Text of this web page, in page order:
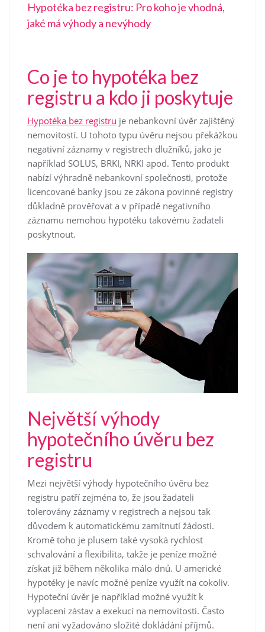
Hypotéka bez registru: Pro koho je vhodná,
jaké má výhody a nevýhody
Co je to hypotéka bez
registru a kdo ji poskytuje
Hypotéka bez registru je nebankovní úvěr zajištěný
nemovitostí. U tohoto typu úvěru nejsou překážkou
negativní záznamy v registrech dlužníků, jako je
například SOLUS, BRKI, NRKI apod. Tento produkt
nabízí výhradně nebankovní společnosti, protože
licencované banky jsou ze zákona povinné registry
důkladně prověřovat a v případě negativního
záznamu nemohou hypotéku takovému žadateli
poskytnout.
Největší výhody
hypotečního úvěru bez
registru
Mezi největší výhody hypotečního úvěru bez
registru patří zejména to, že jsou žadateli
tolerovány záznamy v registrech a nejsou tak
důvodem k automatickému zamítnutí žádosti.
Kromě toho je plusem také vysoká rychlost
schvalování a flexibilita, takže je peníze možné
získat již během několika málo dnů. U americké
hypotéky je navíc možné peníze využít na cokoliv.
Hypoteční úvěr je například možné využít k
vyplacení zástav a exekucí na nemovitosti. Často
není ani vyžadováno složité dokládání příjmů.